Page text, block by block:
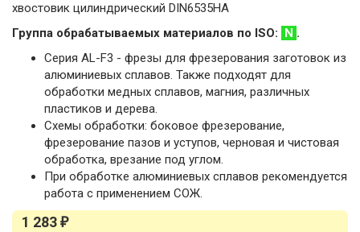
хвостовик цилиндрический DIN6535HA
Группа обрабатываемых материалов по ISO: N .
Серия AL-F3 - фрезы для фрезерования заготовок из
алюминиевых сплавов. Также подходят для
обработки медных сплавов, магния, различных
пластиков и дерева.
Схемы обработки: боковое фрезерование,
фрезерование пазов и уступов, черновая и чистовая
обработка, врезание под углом.
При обработке алюминиевых сплавов рекомендуется
работа с применением СОЖ.
1 283 ₽